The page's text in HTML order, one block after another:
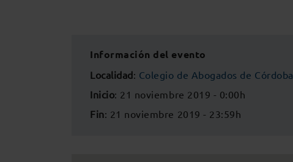
Información del evento
Localidad: Colegio de Abogados de Córdoba
Inicio: 21 noviembre 2019 - 0:00h
Fin: 21 noviembre 2019 - 23:59h